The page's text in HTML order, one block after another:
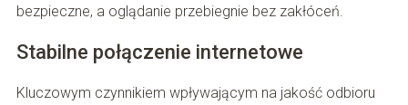
bezpieczne, a oglądanie przebiegnie bez zakłóceń.
Stabilne połączenie internetowe
Kluczowym czynnikiem wpływającym na jakość odbioru